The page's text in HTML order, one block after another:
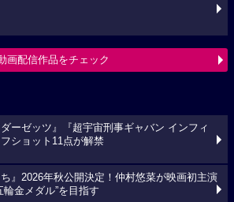
画配信作品をチェック
ダーゼッツ』『超宇宙刑事ギャバン インフィ
ショット11点が解禁
ち』2026年秋公開決定！仲村悠菜が映画初主演
輪金メダル”を目指す